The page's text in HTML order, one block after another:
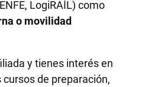
LogiRAÍL) como
o movilidad
y tienes interés en
de preparación,